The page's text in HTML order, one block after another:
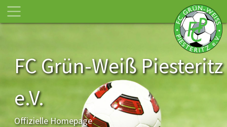
FC Grün-Weiß Piesteritz
e.V.
Offizielle Homepage